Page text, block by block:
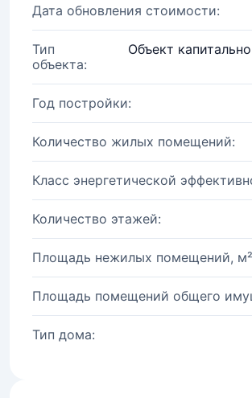
Дата обновления стоимости:
Тип
объекта:
Объект
Год постройки:
Количество жилых помещений:
Класс энергетической
Количество этажей:
Площадь нежилых помещений,
Площадь помещений общего
Тип дома: